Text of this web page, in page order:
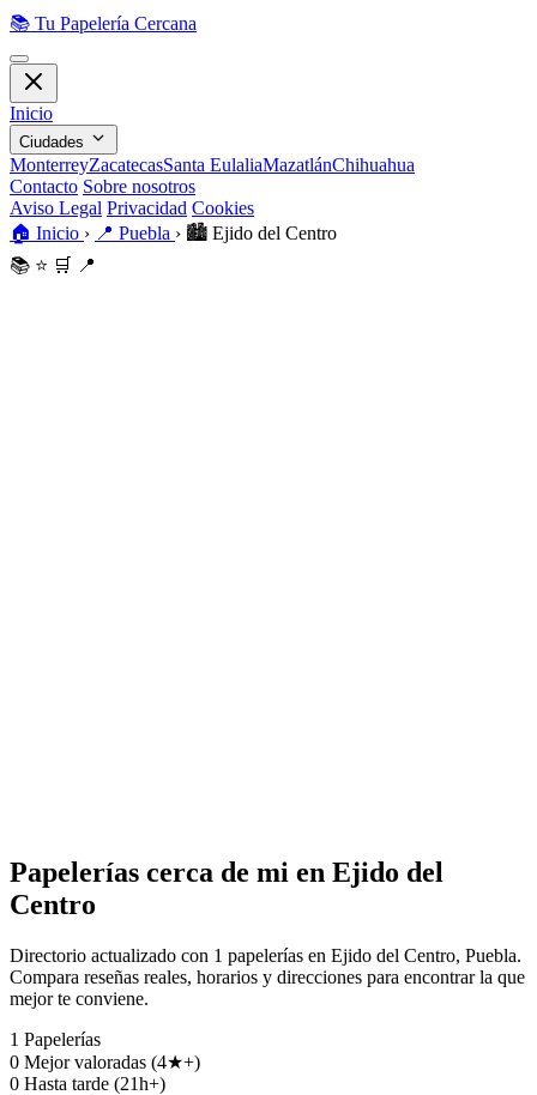
📚 Tu Papelería Cercana
Inicio
Ciudades
MonterreyZacatecasSanta EulaliaMazatlánChihuahua
Contacto Sobre nosotros
Aviso Legal Privacidad Cookies
🏠 Inicio › 📍 Puebla › 🏙️ Ejido del Centro
📚 ⭐ 🛒 📍
Papelerías cerca de mi en Ejido del
Centro
Directorio actualizado con 1 papelerías en Ejido del Centro, Puebla.
Compara reseñas reales, horarios y direcciones para encontrar la que
mejor te conviene.
1 Papelerías
0 Mejor valoradas (4★+)
0 Hasta tarde (21h+)